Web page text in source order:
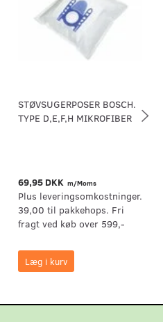
STØVSUGERPOSER BOSCH.
TYPE D,E,F,H MIKROFIBER
69,95 DKK m/Moms
Plus leveringsomkostninger.
39,00 til pakkehops. Fri
fragt ved køb over 599,-
Læg i kurv